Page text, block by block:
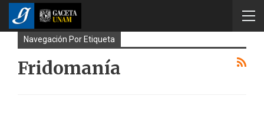
Navegación Por Etiqueta
Fridomanía